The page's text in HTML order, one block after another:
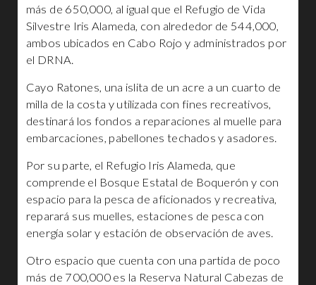
más de 650,000, al igual que el Refugio de Vida
Silvestre Iris Alameda, con alrededor de 544,000,
ambos ubicados en Cabo Rojo y administrados por
el DRNA.
Cayo Ratones, una islita de un acre a un cuarto de
milla de la costa y utilizada con fines recreativos,
destinará los fondos a reparaciones al muelle para
embarcaciones, pabellones techados y asadores.
Por su parte, el Refugio Iris Alameda, que
comprende el Bosque Estatal de Boquerón y con
espacio para la pesca de aficionados y recreativa,
reparará sus muelles, estaciones de pesca con
energía solar y estación de observación de aves.
Otro espacio que cuenta con una partida de poco
más de 700,000 es la Reserva Natural Cabezas de